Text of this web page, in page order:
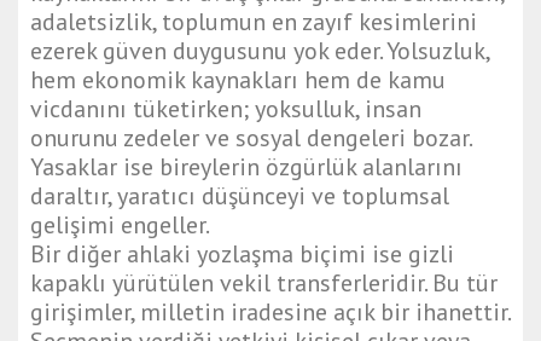
adaletsizlik, toplumun en zayıf kesimlerini
ezerek güven duygusunu yok eder. Yolsuzluk,
hem ekonomik kaynakları hem de kamu
vicdanını tüketirken; yoksulluk, insan
onurunu zedeler ve sosyal dengeleri bozar.
Yasaklar ise bireylerin özgürlük alanlarını
daraltır, yaratıcı düşünceyi ve toplumsal
gelişimi engeller.
Bir diğer ahlaki yozlaşma biçimi ise gizli
kapaklı yürütülen vekil transferleridir. Bu tür
girişimler, milletin iradesine açık bir ihanettir.